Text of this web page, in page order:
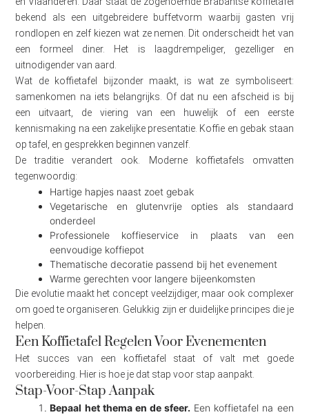
bekend als een uitgebreidere buffetvorm waarbij gasten vrij
rondlopen en zelf kiezen wat ze nemen. Dit onderscheidt het van
een formeel diner. Het is laagdrempeliger, gezelliger en
uitnodigender van aard.
Wat de koffietafel bijzonder maakt, is wat ze symboliseert:
samenkomen na iets belangrijks. Of dat nu een afscheid is bij
een uitvaart, de viering van een huwelijk of een eerste
kennismaking na een zakelijke presentatie. Koffie en gebak staan
op tafel, en gesprekken beginnen vanzelf.
De traditie verandert ook. Moderne koffietafels omvatten
tegenwoordig:
Hartige hapjes naast zoet gebak
Vegetarische en glutenvrije opties als standaard
onderdeel
Professionele koffieservice in plaats van een
eenvoudige koffiepot
Thematische decoratie passend bij het evenement
Warme gerechten voor langere bijeenkomsten
Die evolutie maakt het concept veelzijdiger, maar ook complexer
om goed te organiseren. Gelukkig zijn er duidelijke principes die je
helpen.
Een Koffietafel Regelen Voor Evenementen
Het succes van een koffietafel staat of valt met goede
voorbereiding. Hier is hoe je dat stap voor stap aanpakt.
Stap-Voor-Stap Aanpak
Bepaal het thema en de sfeer. Een koffietafel na een